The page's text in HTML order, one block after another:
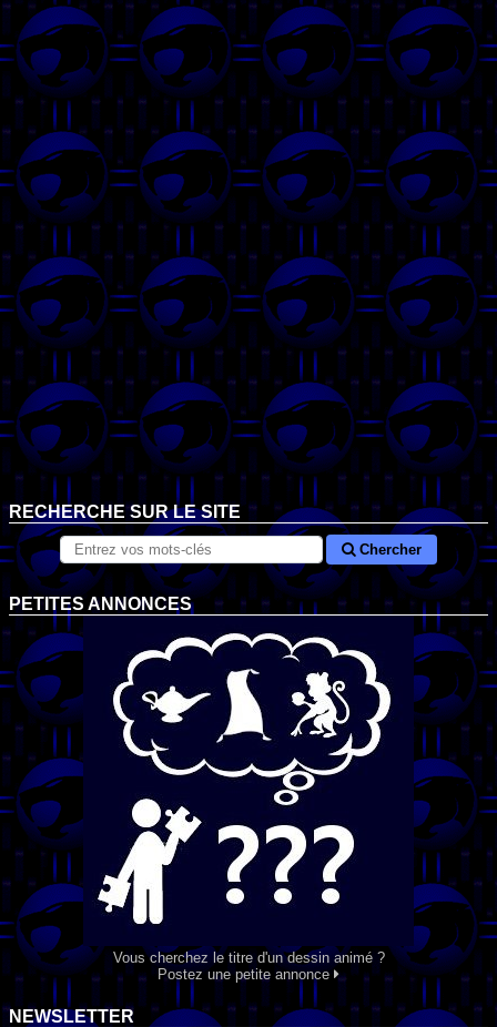
RECHERCHE SUR LE SITE
Chercher
PETITES ANNONCES
Vous cherchez le titre d'un dessin animé ?
Postez une petite annonce
NEWSLETTER